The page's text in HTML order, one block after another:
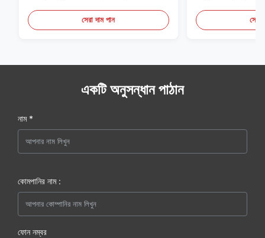
সেরা দাম পান সেরা
একটি অনুসন্ধান পাঠান
নাম *
কোমপানির নাম :
ফোন নম্বর